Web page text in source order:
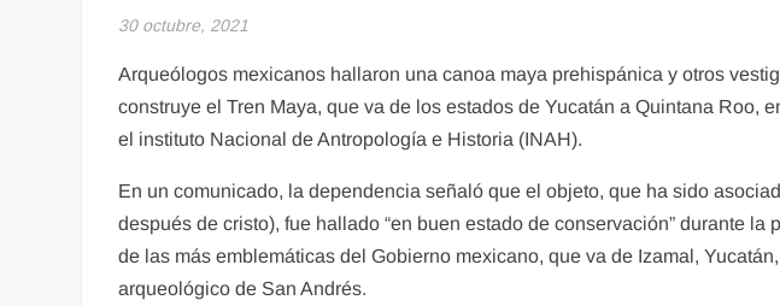
30 octubre, 2021
Arqueólogos mexicanos hallaron una canoa maya prehispánica y otros
construye el Tren Maya, que va de los estados de Yucatán a Quintana Roo,
el instituto Nacional de Antropología e Historia (INAH).
En un comunicado, la dependencia señaló que el objeto, que ha sido
después de cristo), fue hallado “en buen estado de conservación” durante la
de las más emblemáticas del Gobierno mexicano, que va de Izamal,
arqueológico de San Andrés.